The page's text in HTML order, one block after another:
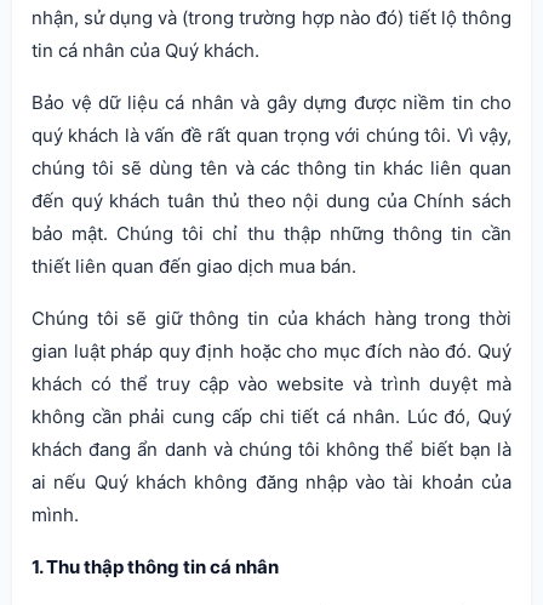
nhận, sử dụng và (trong trường hợp nào đó) tiết lộ thông
tin cá nhân của Quý khách.
Bảo vệ dữ liệu cá nhân và gây dựng được niềm tin cho
quý khách là vấn đề rất quan trọng với chúng tôi. Vì vậy,
chúng tôi sẽ dùng tên và các thông tin khác liên quan
đến quý khách tuân thủ theo nội dung của Chính sách
bảo mật. Chúng tôi chỉ thu thập những thông tin cần
thiết liên quan đến giao dịch mua bán.
Chúng tôi sẽ giữ thông tin của khách hàng trong thời
gian luật pháp quy định hoặc cho mục đích nào đó. Quý
khách có thể truy cập vào website và trình duyệt mà
không cần phải cung cấp chi tiết cá nhân. Lúc đó, Quý
khách đang ẩn danh và chúng tôi không thể biết bạn là
ai nếu Quý khách không đăng nhập vào tài khoản của
mình.
1. Thu thập thông tin cá nhân